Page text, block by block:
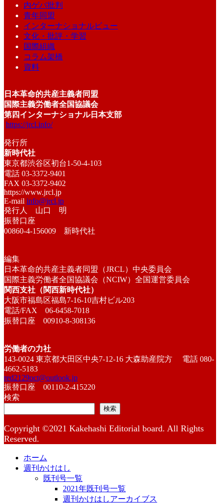
内ゲバ批判
青年同盟
インターナショナルビュー
文化・批評・学習
国際組織
コラム架橋
資料
日本革命的共産主義者同盟
国際主義労働者全国協議会
第四インターナショナル日本支部
https://jrcl.info/
発行所
新時代社
東京都渋谷区初台1-50-4-103
電話 03-3372-9401
FAX 03-3372-9402
https://www.jrcl.jp
E-mail info@jrcl.jp
発行人 山口 明
振替口座
00860-4-156009 新時代社
編集
日本革命的共産主義者同盟（JRCL）中央委員会
国際主義労働者全国協議会（NCIW）全国運営委員会
関西支社（関西新時代社）
大阪市福島区福島7-16-10吉村ビル203
電話/FAX 06-6458-7018
振替口座 00910-8-308136
労働者の力社
143-0024 東京都大田区中央7-12-16 大森助産院方 電話 080-
4662-5183
red2129oct@outlook.jp
振替口座 00110-2-415220
検索
検索
Copyright ©2021 Kakehashi Editorial board. All Rights
Reserved.
ホーム
週刊かけはし
既刊号一覧
2021年既刊号一覧
週刊かけはしアーカイブス